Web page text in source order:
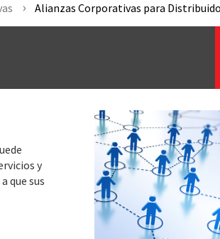
Alianzas Corporativas para
y
que sus